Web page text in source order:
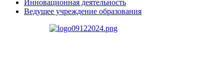
Инновационная деятельность
Ведущее учреждение образования